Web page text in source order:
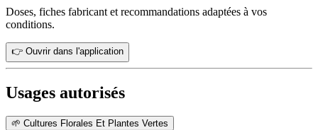
Doses, fiches fabricant et recommandations adaptées à vos
conditions.
👉 Ouvrir dans l'application
Usages autorisés
🌱 Cultures Florales Et Plantes Vertes